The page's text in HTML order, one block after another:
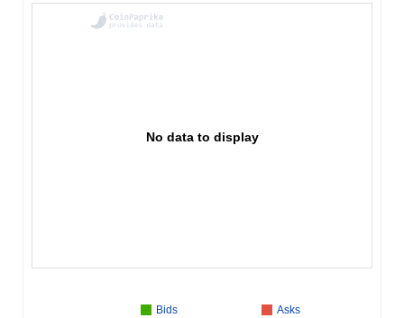
No data to display
Bids
Asks